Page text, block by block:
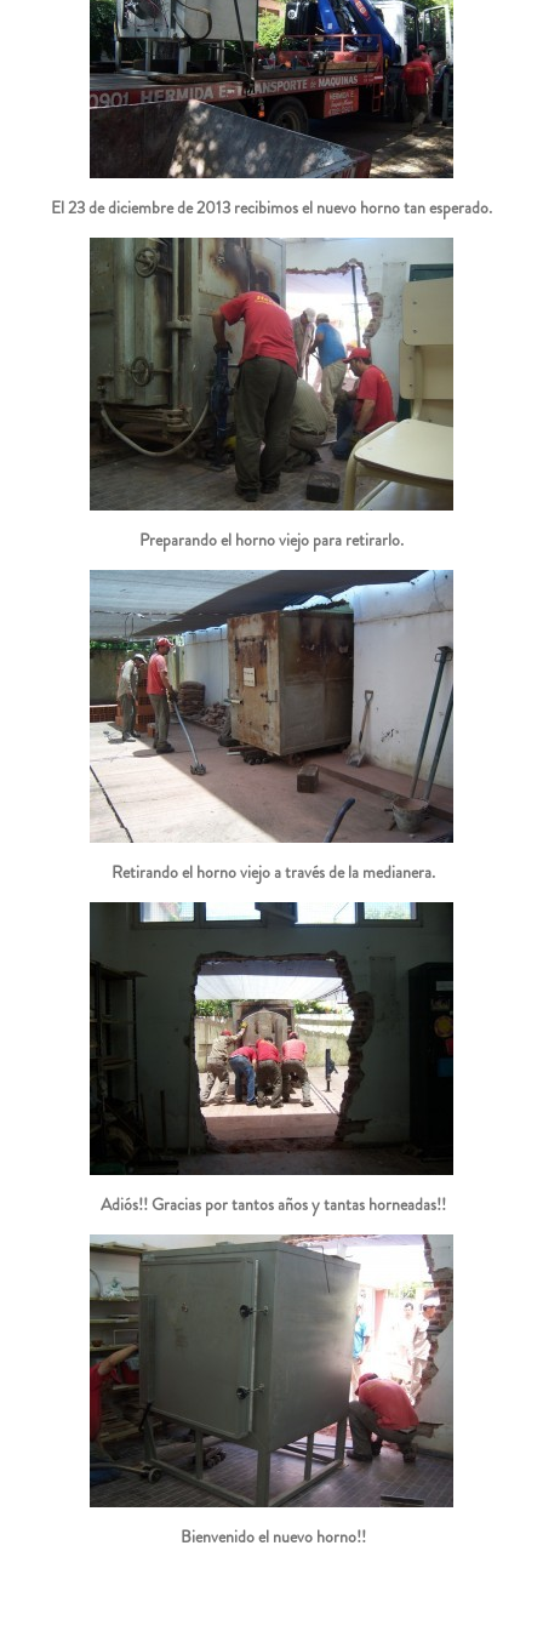
El 23 de diciembre de 2013 recibimos el nuevo horno tan esperado.
Preparando el horno viejo para retirarlo.
Retirando el horno viejo a través de la medianera.
Adiós!! Gracias por tantos años y tantas horneadas!!
Bienvenido el nuevo horno!!